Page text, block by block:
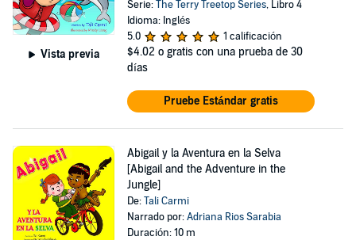
Vista previa
Serie:The Terry Treetop Series, Libro 4
Idioma: Inglés
5.0
1 calificación
$4.02 o gratis con una prueba de 30
días
Pruebe Estándar gratis
Abigail y la Aventura en la Selva
[Abigail and the Adventure in the
Jungle]
De:Tali Carmi
Narrado por:Adriana Rios Sarabia
Duración: 10 m